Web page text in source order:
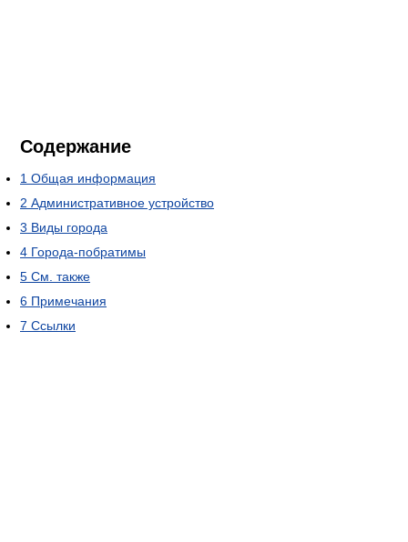
Содержание
1 Общая информация
2 Административное устройство
3 Виды города
4 Города-побратимы
5 См. также
6 Примечания
7 Ссылки